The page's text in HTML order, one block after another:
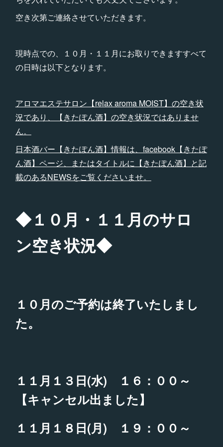
空き次第ご連絡させていただきます。
現時点での、１０月・１１月にお取りできますすべて
の日時は以下となります。
アロマエステサロン【relax aroma MOIST】の空き状
況であり、【きたぽん酒】の空き状況ではありませ
ん。
日本酒バー【きたぽん酒】情報は、facebook【きたぽ
ん酒】ページ、またはタイトルに【きたぽん酒】と記
載のあるNEWSをご覧くださいませ。
◆１０月・１１月のサロ
ン空き状況◆
１０月のご予約は終了いたしまし
た。
１１月１３日(水) １６：００～
【キャンセル出ました】
１１月１８日(月) １９：００～